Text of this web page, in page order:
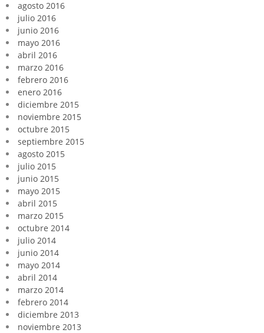
agosto 2016
julio 2016
junio 2016
mayo 2016
abril 2016
marzo 2016
febrero 2016
enero 2016
diciembre 2015
noviembre 2015
octubre 2015
septiembre 2015
agosto 2015
julio 2015
junio 2015
mayo 2015
abril 2015
marzo 2015
octubre 2014
julio 2014
junio 2014
mayo 2014
abril 2014
marzo 2014
febrero 2014
diciembre 2013
noviembre 2013